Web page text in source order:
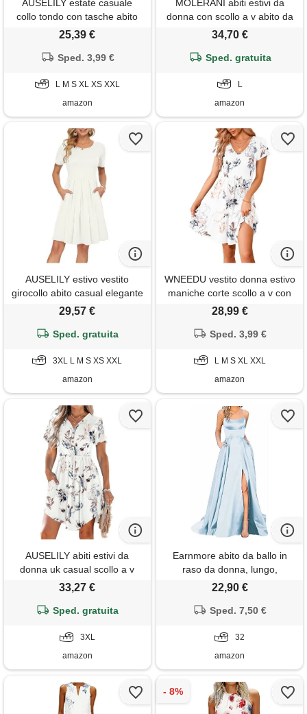
AUSELILY estate casuale
collo tondo con tasche abito
elegante increspature bordo
maniche corte lunga del abito
bianco xs
25,39 €
Sped. 3,99 €
L M S XL XS XXL
amazon
MOLERANI abiti estivi da
donna con scollo a v abito da
donna casual senza maniche
con tasche foglia bianco
verde l
34,70 €
Sped. gratuita
L
amazon
AUSELILY estivo vestito
girocollo abito casual elegante
corto donna con tasche
29,57 €
Sped. gratuita
3XL L M S XS XXL
amazon
WNEEDU vestito donna estivo
maniche corte scollo a v con
tasche
28,99 €
Sped. 3,99 €
L M S XL XXL
amazon
AUSELILY abiti estivi da
donna uk casual scollo a v
manica corta coulisse midi
3xl
33,27 €
Sped. gratuita
3XL
amazon
Earnmore abito da ballo in
raso da donna, lungo,
elegante, con allacciatura al
schiena, spalline sottili, abito
tasche, blu, 32
22,90 €
Sped. 7,50 €
32
amazon